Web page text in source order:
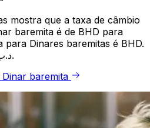
mostra que a taxa de câmbio
baremita é de BHD para
para Dinares baremitas é BHD.
O símbolo da moeda é .د.ب.
baremita